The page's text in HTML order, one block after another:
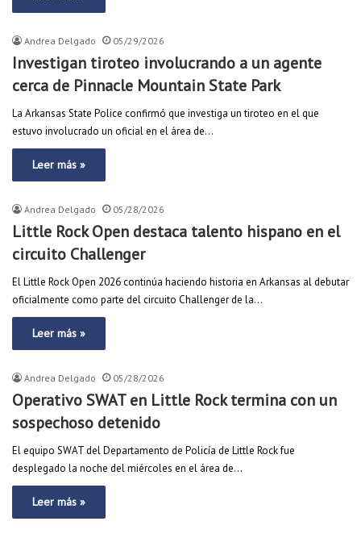
Andrea Delgado 05/29/2026
Investigan tiroteo involucrando a un agente
cerca de Pinnacle Mountain State Park
La Arkansas State Police confirmó que investiga un tiroteo en el que
estuvo involucrado un oficial en el área de…
Leer más »
Andrea Delgado 05/28/2026
Little Rock Open destaca talento hispano en el
circuito Challenger
El Little Rock Open 2026 continúa haciendo historia en Arkansas al debutar
oficialmente como parte del circuito Challenger de la…
Leer más »
Andrea Delgado 05/28/2026
Operativo SWAT en Little Rock termina con un
sospechoso detenido
El equipo SWAT del Departamento de Policía de Little Rock fue
desplegado la noche del miércoles en el área de…
Leer más »